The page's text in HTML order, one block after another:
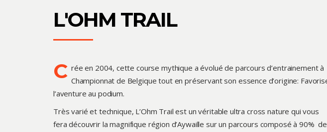
L'OHM TRAIL
C rée en 2004, cette course mythique a évolué de parcours d’entrainement à
Championnat de Belgique tout en préservant son essence d’origine:
l’aventure au podium.
Très varié et technique, L’Ohm Trail est un véritable ultra cross nature qui vous
fera découvrir la magnifique région d’Aywaille sur un parcours composé à 90% de